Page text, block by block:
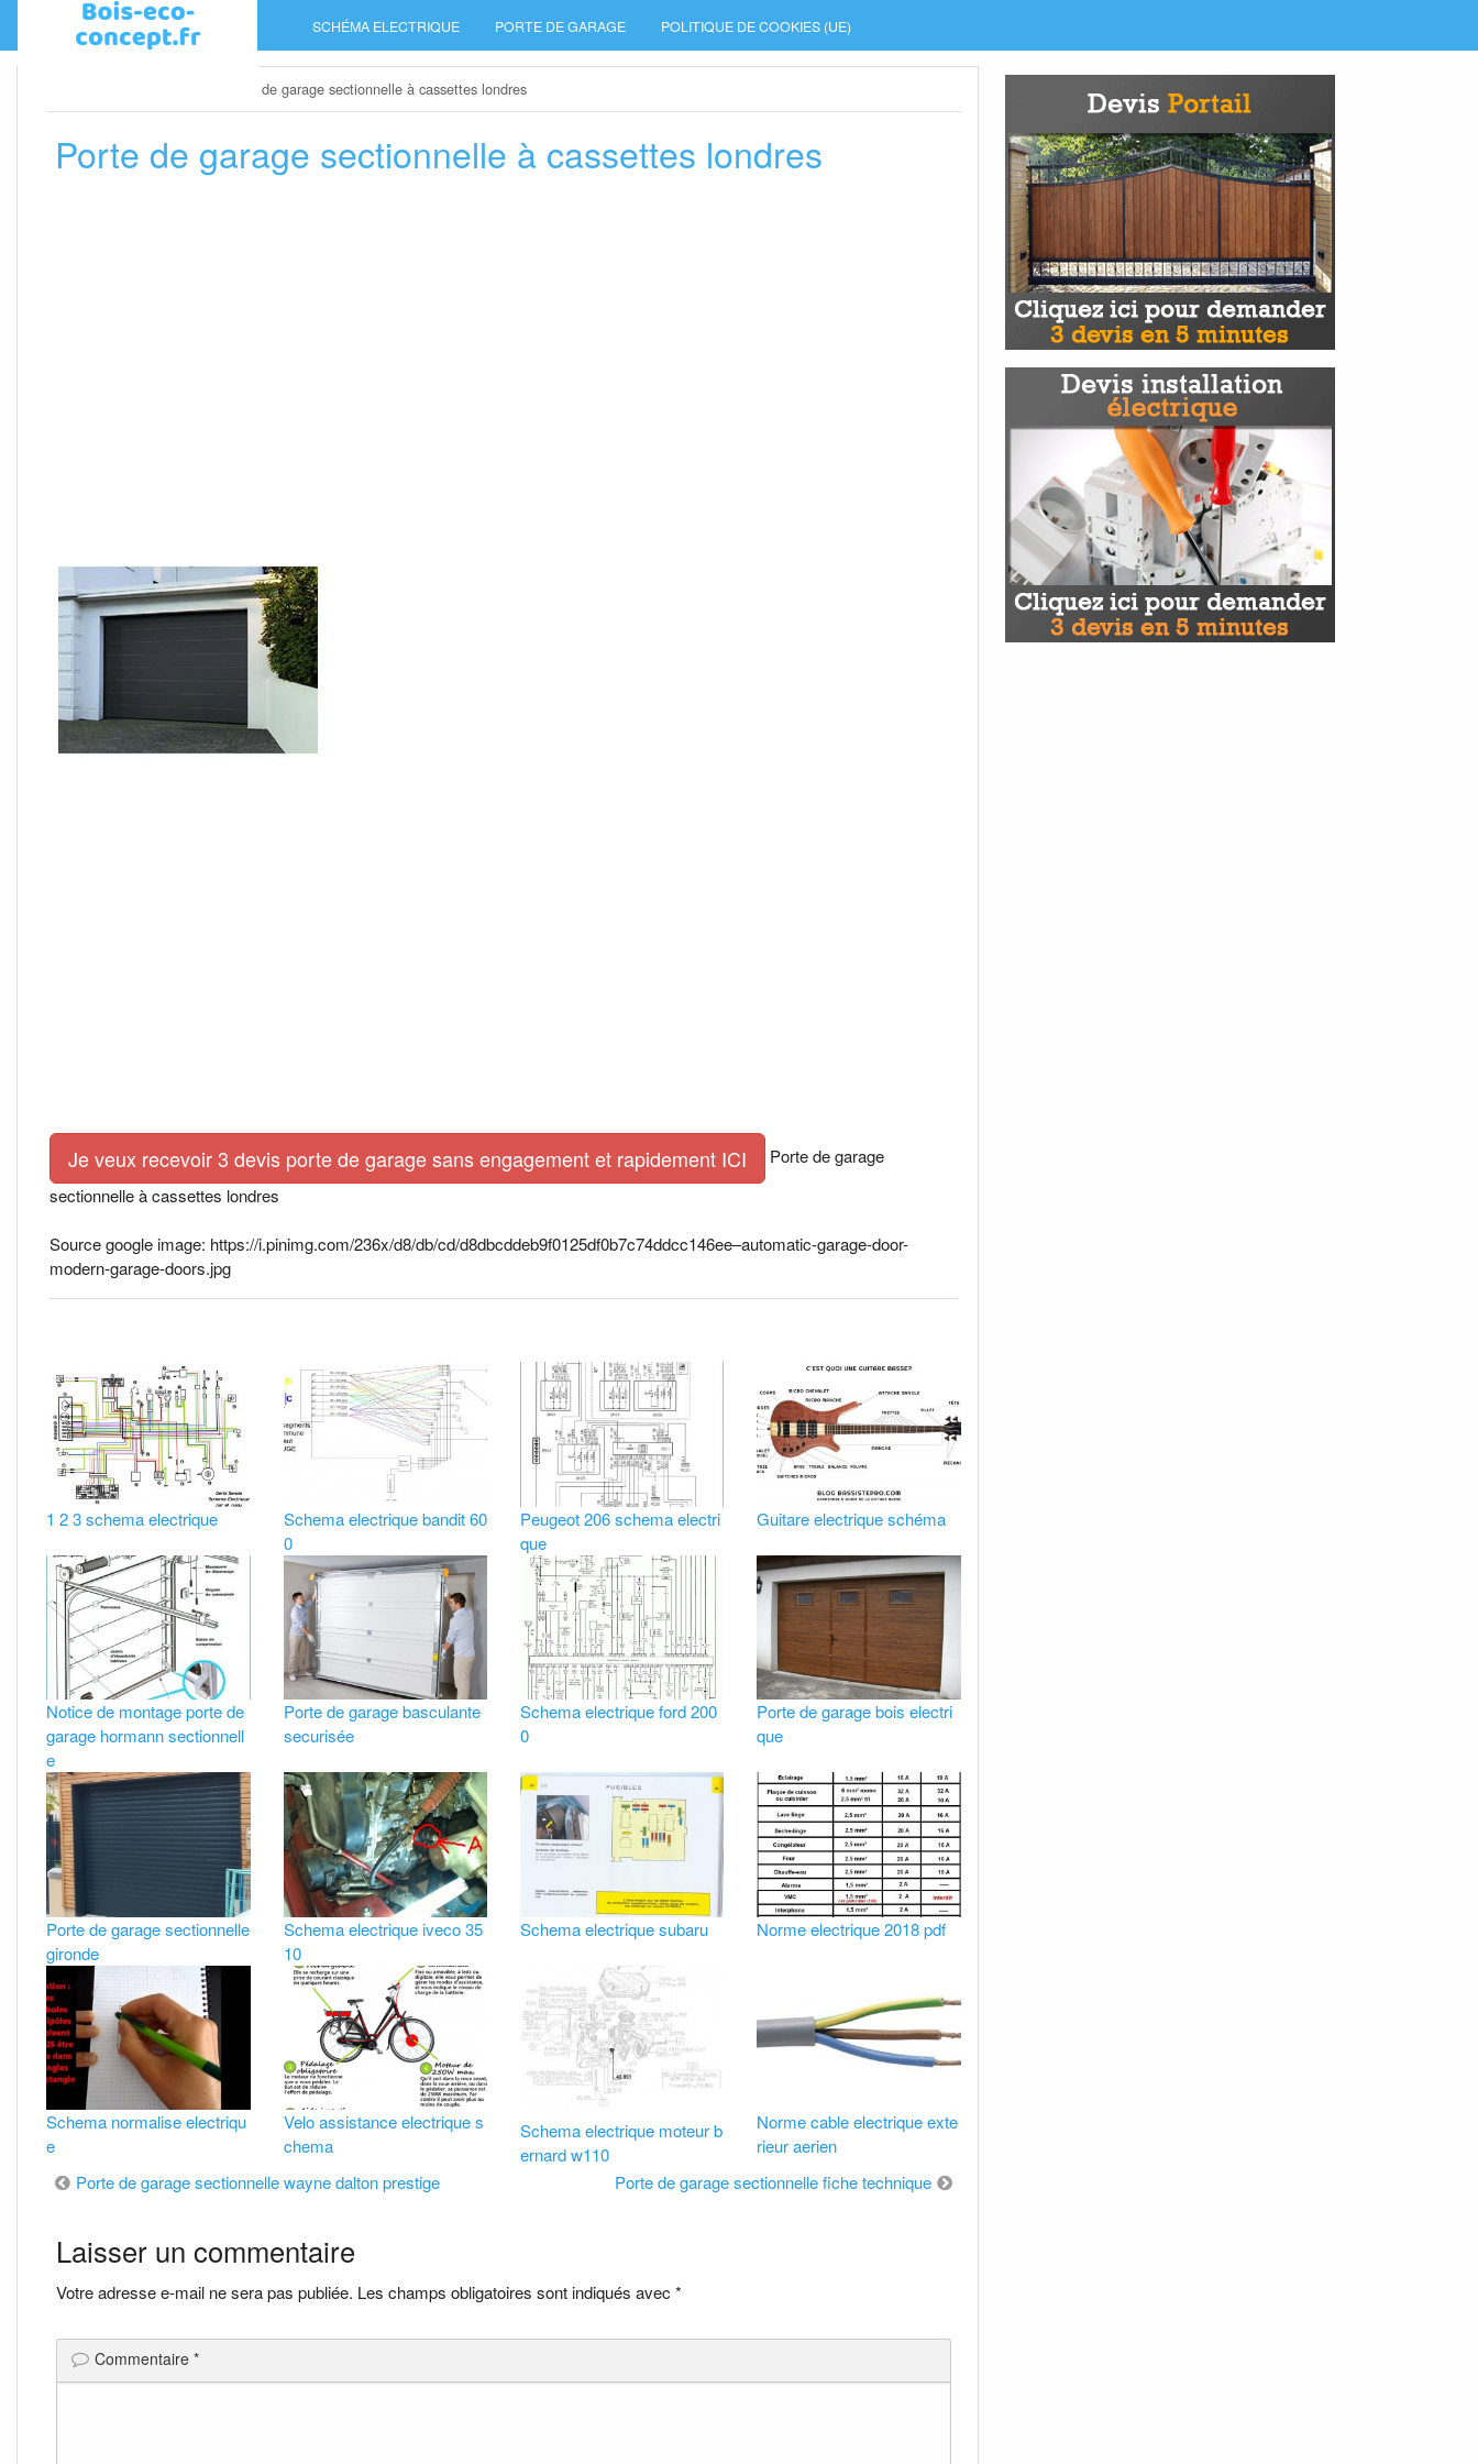
SCHÉMA ELECTRIQUE PORTE DE GARAGE POLITIQUE DE COOKIES (UE)
Porte de garage sectionnelle à cassettes londres
Porte de garage sectionnelle à cassettes londres
Je veux recevoir 3 devis porte de garage sans engagement et rapidement ICI
Porte de garage
sectionnelle à cassettes londres
Source google image: https://i.pinimg.com/236x/d8/db/cd/d8dbcddeb9f0125df0b7c74ddcc146ee–automatic-garage-door-
modern-garage-doors.jpg
1 2 3 schema electrique
Schema electrique bandit 60
0
Peugeot 206 schema electri
que
Guitare electrique schéma
Notice de montage porte de
garage hormann sectionnell
e
Porte de garage basculante
securisée
Schema electrique ford 200
0
Porte de garage bois electri
que
Porte de garage sectionnelle
gironde
Schema electrique iveco 35
10
Schema electrique subaru Norme electrique 2018 pdf
Schema normalise electriqu
e
Velo assistance electrique s
chema
Schema electrique moteur b
ernard w110
Norme cable electrique exte
rieur aerien
Navigation
de
l’article
Porte de garage sectionnelle wayne dalton prestige Porte de garage sectionnelle fiche technique
Laisser un commentaire
Votre adresse e-mail ne sera pas publiée. Les champs obligatoires sont indiqués avec *
Commentaire *